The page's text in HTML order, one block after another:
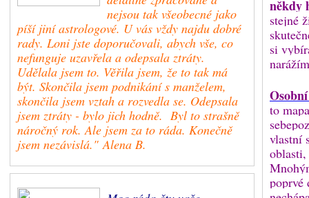
nejsou tak všeobecné jako
píší jiní astrologové. U vás vždy najdu dobré
rady. Loni jste doporučovali, abych vše, co
nefunguje uzavřela a odepsala ztráty.
Udělala jsem to. Věřila jsem, že to tak má
být. Skončila jsem podnikání s manželem,
skončila jsem vztah a rozvedla se. Odepsala
jsem ztráty - bylo jich hodně. Byl to strašně
náročný rok. Ale jsem za to ráda. Konečně
jsem nezávislá." Alena B.
někdy
stejné
si
to
vlastní
poprvé